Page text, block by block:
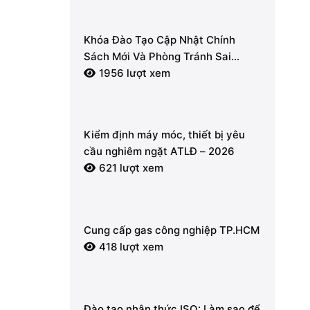
Khóa Đào Tạo Cập Nhật Chính
Sách Mới Và Phòng Tránh Sai
Phạm Về Hóa Đơn Điện Tử, Thuế
1956 lượt xem
Kiểm định máy móc, thiết bị yêu
cầu nghiêm ngặt ATLĐ – 2026
621 lượt xem
Cung cấp gas công nghiệp TP.HCM
418 lượt xem